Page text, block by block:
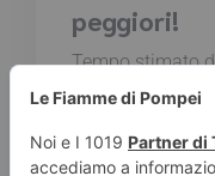
peggiori!
Tempo stimato
Benvenuti nel
letture voglio
sono state in
Titoli